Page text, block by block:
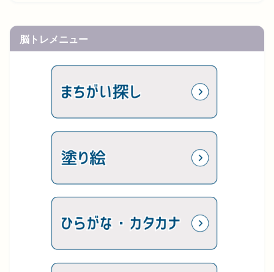
脳トレメニュー